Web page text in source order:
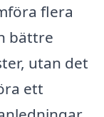
flera
bättre
utan det
ett